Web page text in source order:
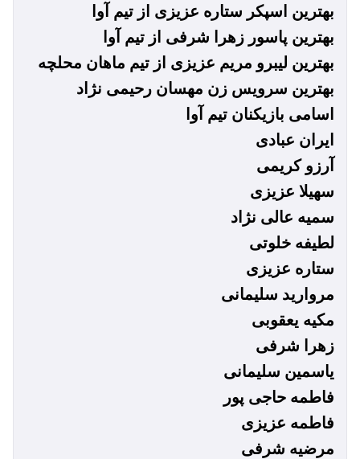
بهترین اسپکر ستاره عزیزی از تیم آوا
بهترین پاسور زهرا شرفی از تیم آوا
بهترین لیبرو مریم عزیزی از تیم ماهان محلچه
بهترین سرویس زن مهسان رحیمی نژاد
اسامی بازیکنان تیم آوا
ایران عبادی
آرزو کریمی
سهیلا عزیزی
سمیه عالی نژاد
لطیفه خلوتی
ستاره عزیزی
مروارید سلیمانی
مکیه یعقوبی
زهرا شرفی
یاسمین سلیمانی
فاطمه حاجی پور
فاطمه عزیزی
مرضیه شرفی